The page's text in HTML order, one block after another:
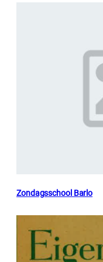
Zondagsschool Barlo